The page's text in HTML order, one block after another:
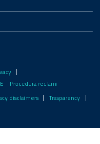
– Procedura reclami
disclaimers
Trasparency